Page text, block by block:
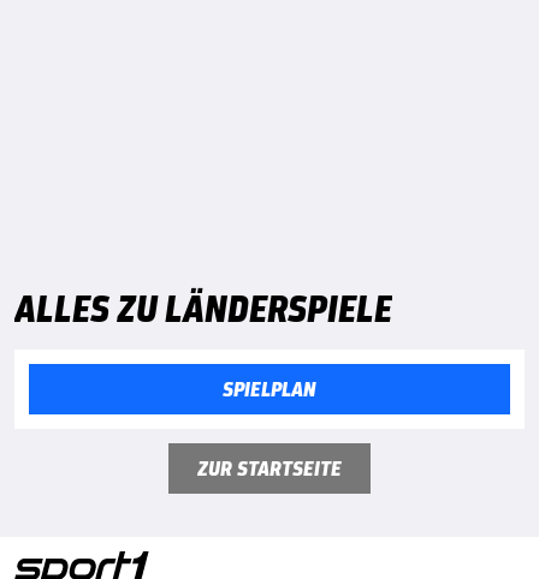
ALLES ZU LÄNDERSPIELE
SPIELPLAN
ZUR STARTSEITE